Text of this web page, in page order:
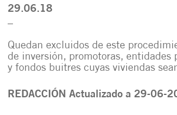
29.06.18
Quedan excluidos de este
de inversión, promotoras, entidades
y fondos buitres cuyas viviendas
REDACCIÓNActualizado a 29-06-